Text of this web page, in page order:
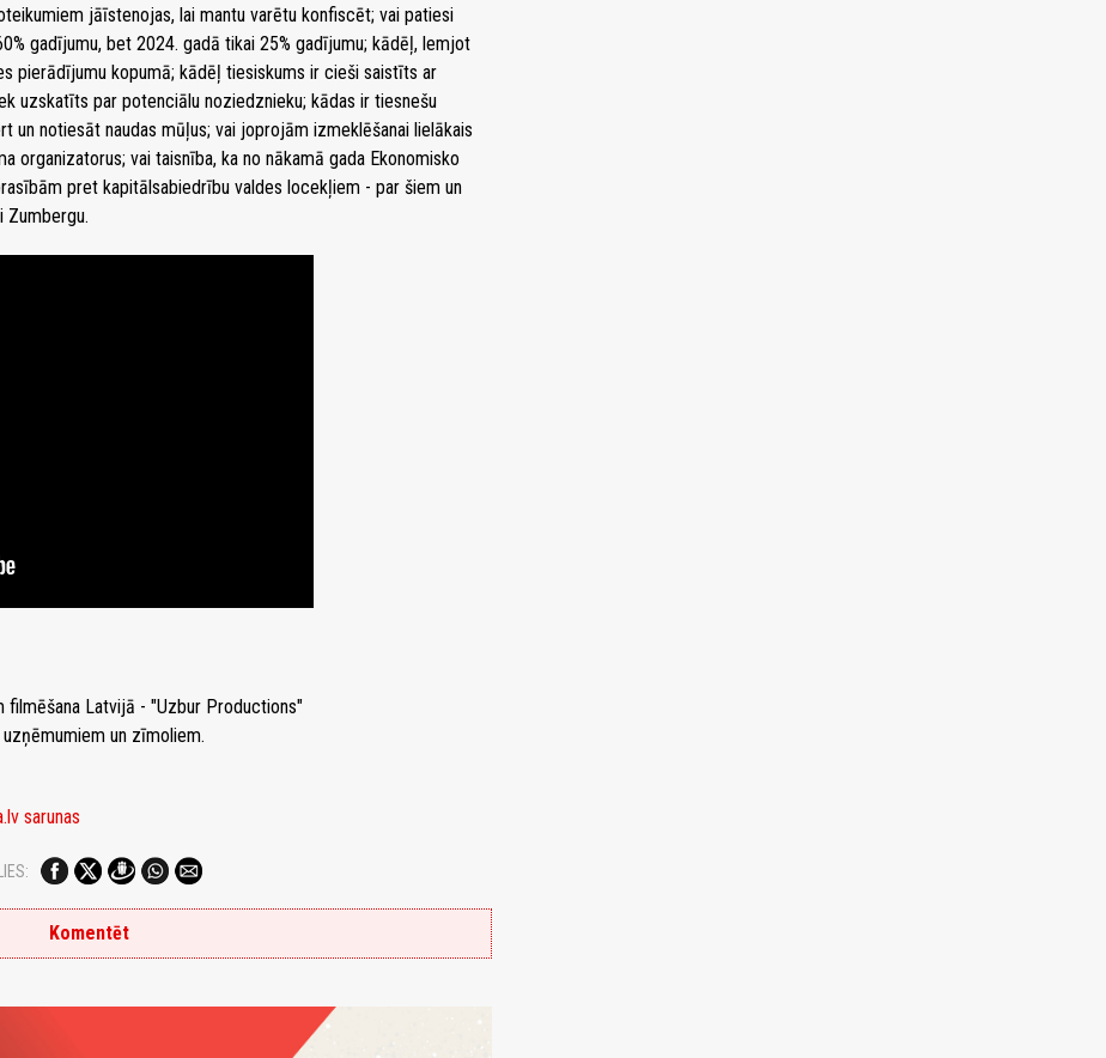
jāīstenojas, lai mantu varētu konfiscēt; vai patiesi
gadījumu, bet 2024. gadā tikai 25% gadījumu; kādēļ, lemjot
pierādījumu kopumā; kādēļ tiesiskums ir cieši saistīts ar
uzskatīts par potenciālu noziedznieku; kādas ir tiesnešu
un notiesāt naudas mūļus; vai joprojām izmeklēšanai lielākais
organizatorus; vai taisnība, ka no nākamā gada Ekonomisko
pret kapitālsabiedrību valdes locekļiem - par šiem un
Zumbergu.
filmēšana Latvijā - "Uzbur Productions"
un zīmoliem.
sarunas
Komentēt